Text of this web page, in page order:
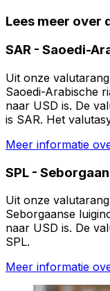
Lees meer over
SAR - Saoedi-
Uit onze
Saoedi-Arabische
naar USD is. De
Meer informatie
SPL -
Uit onze
Seborgaanse
naar USD is. De
SPL.
Meer informatie